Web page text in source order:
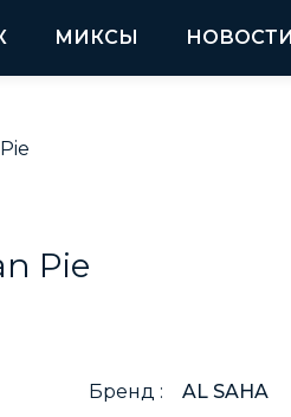
МИКСЫ НОВОСТИ
Pie
Бренд :
AL SAHA